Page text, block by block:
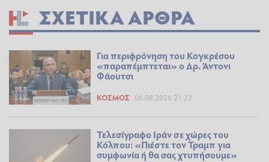
ΣΧΕΤΙΚΆ ΆΡΘΡΑ
Για περιφρόνηση του Κογκρέσου
«παραπέμπτεται» ο Δρ. Άντονι
Φάουτσι
ΚΌΣΜΟΣ 06.08.2026 21:23
Τελεσίγραφο Ιράν σε χώρες του
Κόλπου: «Πιέστε τον Τραμπ για
συμφωνία ή θα σας χτυπήσουμε»